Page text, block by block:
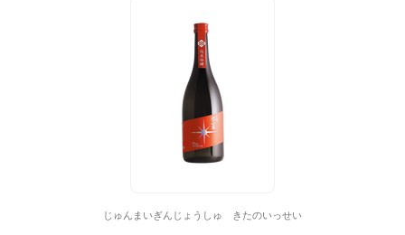
じゅんまいぎんじょうしゅ きたのいっせい